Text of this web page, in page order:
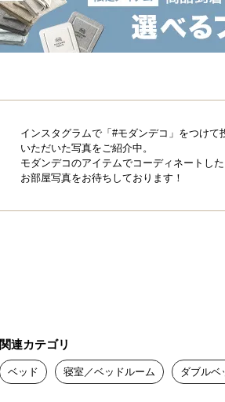
インスタグラムで「#モダンデコ」をつけて
いただいた写真をご紹介中。
モダンデコのアイテムでコーディネートし
お部屋写真をお待ちしております！
関連カテゴリ
ベッド 寝室／ベッドルーム ダブルベ